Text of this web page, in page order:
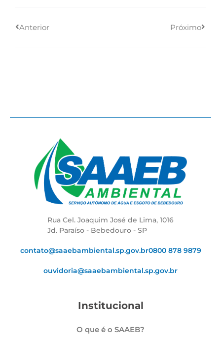
Anterior Próximo
Rua Cel. Joaquim José de Lima, 1016
Jd. Paraíso - Bebedouro - SP
contato@saaebambiental.sp.gov.br0800 878 9879
ouvidoria@saaebambiental.sp.gov.br
Institucional
O que é o SAAEB?